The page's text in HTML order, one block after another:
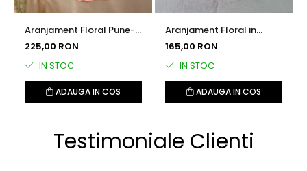
Aranjament Floral Pune-ti
o Dorinta
225,00 RON
IN STOC
ADAUGA IN COS
Aranjament Floral in
Cutie Plic Iubire de Vara
165,00 RON
IN STOC
ADAUGA IN COS
Testimoniale Clienti